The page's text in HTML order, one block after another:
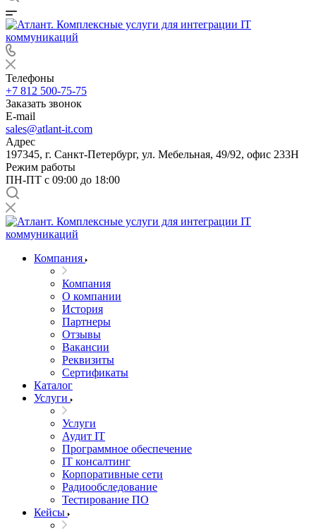
Телефоны
+7 812 500-75-75
Заказать звонок
E-mail
sales@atlant-it.com
Адрес
197345, г. Санкт-Петербург, ул. Мебельная, 49/92, офис 233Н
Режим работы
ПН-ПТ с 09:00 до 18:00
Компания
Компания
О компании
История
Партнеры
Отзывы
Вакансии
Реквизиты
Сертификаты
Каталог
Услуги
Услуги
Аудит IT
Программное обеспечение
IT консалтинг
Корпоративные сети
Радиообследование
Тестирование ПО
Кейсы